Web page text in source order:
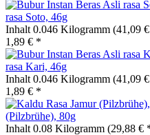
rasa Soto, 46g
Inhalt 0.046 Kilogramm (41,09
1,89 € *
rasa Kari, 46g
Inhalt 0.046 Kilogramm (41,09
1,89 € *
(Pilzbrühe), 80g
Inhalt 0.08 Kilogramm (29,88 €